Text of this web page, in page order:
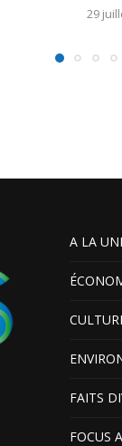
29
A LA
FAITS
FOCUS